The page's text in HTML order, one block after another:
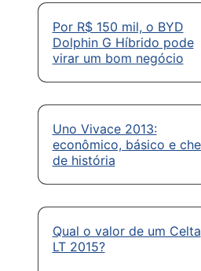
Por R$ 150 mil, o BYD
Dolphin G Híbrido pode
virar um bom negócio
Uno Vivace 2013:
econômico, básico e
de história
Qual o valor de um Celta
LT 2015?